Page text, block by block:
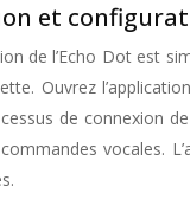
et
de l’Echo Dot est
Ouvrez
de connexion
vocales.